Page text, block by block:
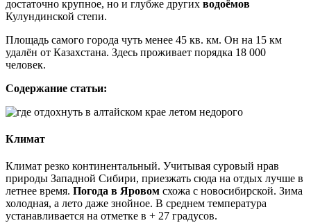
достаточно крупное, но и глубже других водоёмов
Кулундинской степи.
Площадь самого города чуть менее 45 кв. км. Он на 15 км
удалён от Казахстана. Здесь проживает порядка 18 000
человек.
Содержание статьи:
Климат
Климат резко континентальный. Учитывая суровый нрав
природы Западной Сибири, приезжать сюда на отдых лучше в
летнее время. Погода в Яровом схожа с новосибирской. Зима
холодная, а лето даже знойное. В среднем температура
устанавливается на отметке в + 27 градусов.